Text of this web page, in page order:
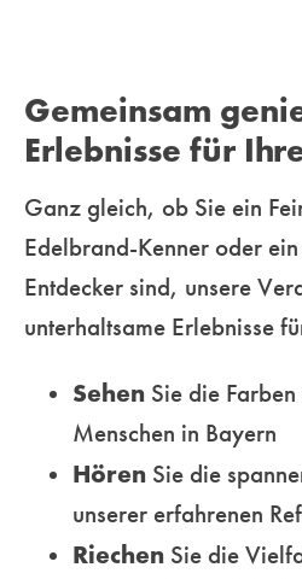
Gemeinsam
Erlebnisse für
Ganz gleich, ob Sie ein
Edelbrand-Kenner oder
Entdecker sind, unsere
unterhaltsame Erlebnisse
Sehen Sie die
Menschen in Bayern
Hören Sie die
unserer erfahrenen
Riechen Sie die